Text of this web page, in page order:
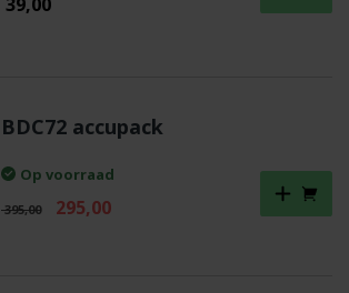
BDC72 accupack
Op voorraad
395,00
Oorspronkelijke
295,00Huidige